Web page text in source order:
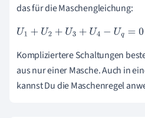
das für die Maschengleichung:
U1+U2+U 3+U4-Uq=0
Kompliziertere Schaltungen
aus nur einer Masche. Auch in
kannst Du die Maschenregel